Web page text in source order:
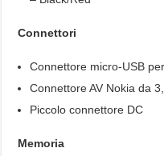
Connettori
Connettore micro-USB
Connettore AV Nokia da
Piccolo connettore DC
Memoria